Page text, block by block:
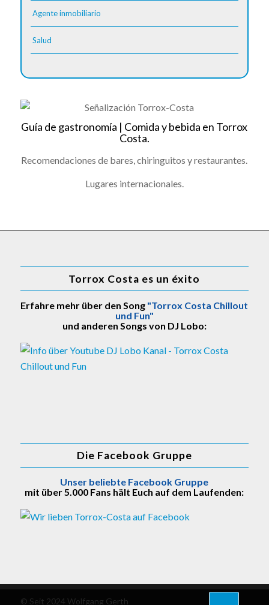
Agente inmobiliario
Salud
Guía de gastronomía | Comida y bebida en Torrox
Costa.
Recomendaciones de bares, chiringuitos y restaurantes.
Lugares internacionales.
Torrox Costa es un éxito
Erfahre mehr über den Song "Torrox Costa Chillout
und Fun"
und anderen Songs von DJ Lobo:
Die Facebook Gruppe
Unser beliebte Facebook Gruppe
mit über 5.000 Fans hält Euch auf dem Laufenden:
© Seit 2024 Wolfgang Gerth